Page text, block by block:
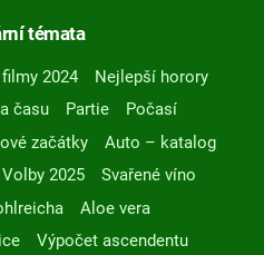
témata
2024
Nejlepší horory
času Partie
Počasí
začátky
Auto – katalog
Volby 2025
Svařené víno
Aloe vera
Výpočet ascendentu